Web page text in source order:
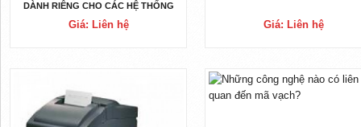
DÀNH RIÊNG CHO CÁC HỆ THỐNG
SẢN XUẤT
Giá: Liên hệ Giá: Liên hệ